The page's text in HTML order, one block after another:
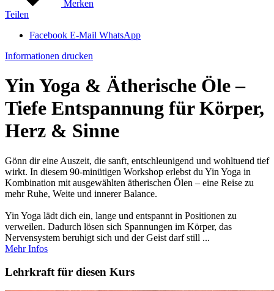
Merken
Teilen
Facebook E-Mail WhatsApp
Informationen drucken
Yin Yoga & Ätherische Öle –
Tiefe Entspannung für Körper,
Herz & Sinne
Gönn dir eine Auszeit, die sanft, entschleunigend und wohltuend tief
wirkt. In diesem 90-minütigen Workshop erlebst du Yin Yoga in
Kombination mit ausgewählten ätherischen Ölen – eine Reise zu
mehr Ruhe, Weite und innerer Balance.
Yin Yoga lädt dich ein, lange und entspannt in Positionen zu
verweilen. Dadurch lösen sich Spannungen im Körper, das
Nervensystem beruhigt sich und der Geist darf still ...
Mehr Infos
Lehrkraft für diesen Kurs